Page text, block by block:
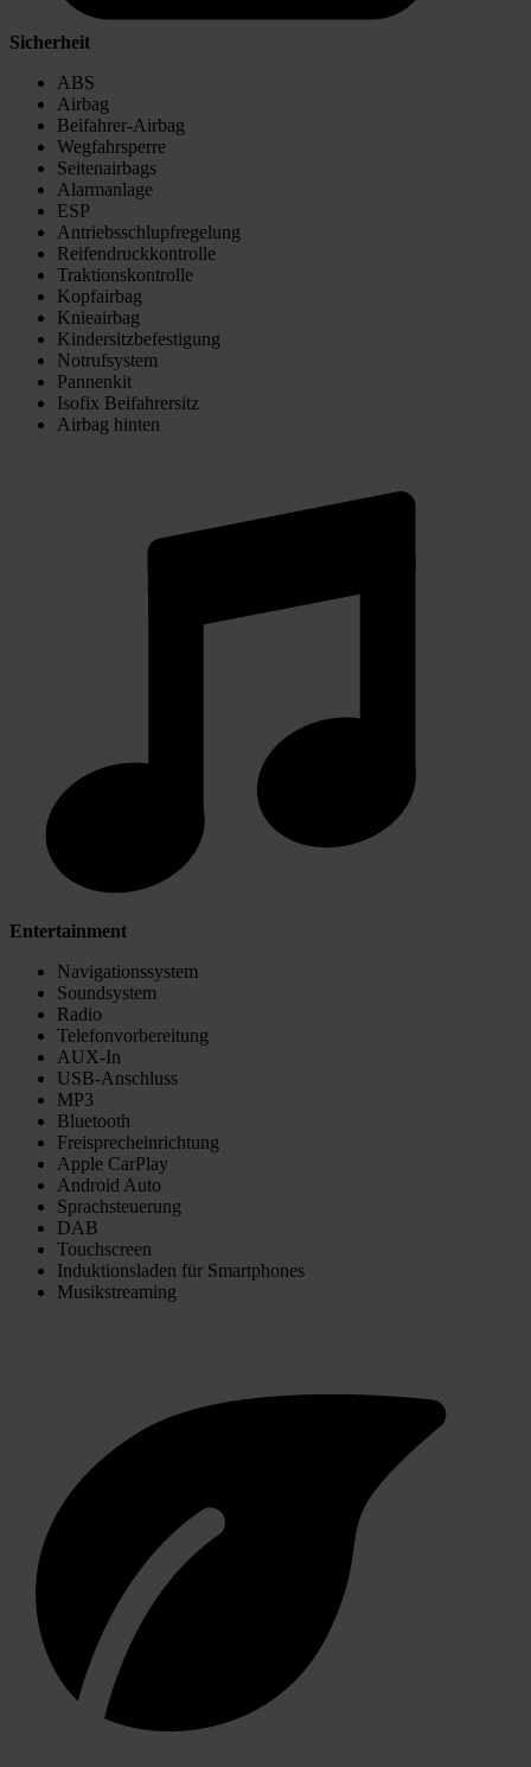
Sicherheit
ABS
Airbag
Beifahrer-Airbag
Wegfahrsperre
Seitenairbags
Alarmanlage
ESP
Antriebsschlupfregelung
Reifendruckkontrolle
Traktionskontrolle
Kopfairbag
Knieairbag
Kindersitzbefestigung
Notrufsystem
Pannenkit
Isofix Beifahrersitz
Airbag hinten
Entertainment
Navigationssystem
Soundsystem
Radio
Telefonvorbereitung
AUX-In
USB-Anschluss
MP3
Bluetooth
Freisprecheinrichtung
Apple CarPlay
Android Auto
Sprachsteuerung
DAB
Touchscreen
Induktionsladen für Smartphones
Musikstreaming